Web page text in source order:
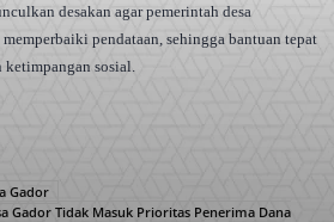
desakan agar pemerintah desa
pendataan, sehingga bantuan tepat
sosial.
Gador
Gador Tidak Masuk Prioritas Penerima Dana